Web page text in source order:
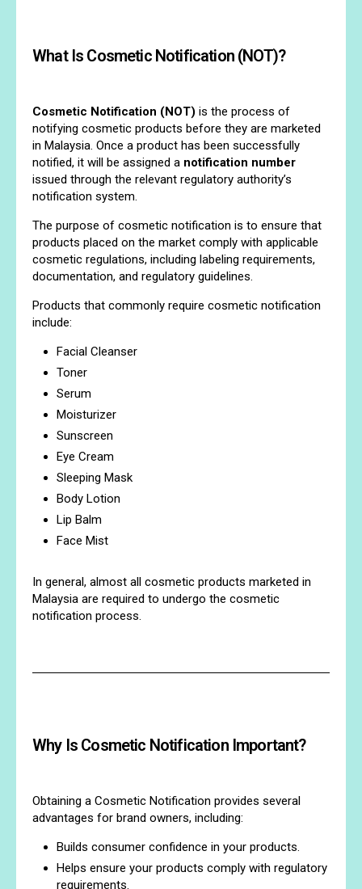
What Is Cosmetic Notification (NOT)?
Cosmetic Notification (NOT) is the process of
notifying cosmetic products before they are marketed
in Malaysia. Once a product has been successfully
notified, it will be assigned a notification number
issued through the relevant regulatory authority’s
notification system.
The purpose of cosmetic notification is to ensure that
products placed on the market comply with applicable
cosmetic regulations, including labeling requirements,
documentation, and regulatory guidelines.
Products that commonly require cosmetic notification
include:
Facial Cleanser
Toner
Serum
Moisturizer
Sunscreen
Eye Cream
Sleeping Mask
Body Lotion
Lip Balm
Face Mist
In general, almost all cosmetic products marketed in
Malaysia are required to undergo the cosmetic
notification process.
Why Is Cosmetic Notification Important?
Obtaining a Cosmetic Notification provides several
advantages for brand owners, including:
Builds consumer confidence in your products.
Helps ensure your products comply with regulatory
requirements.